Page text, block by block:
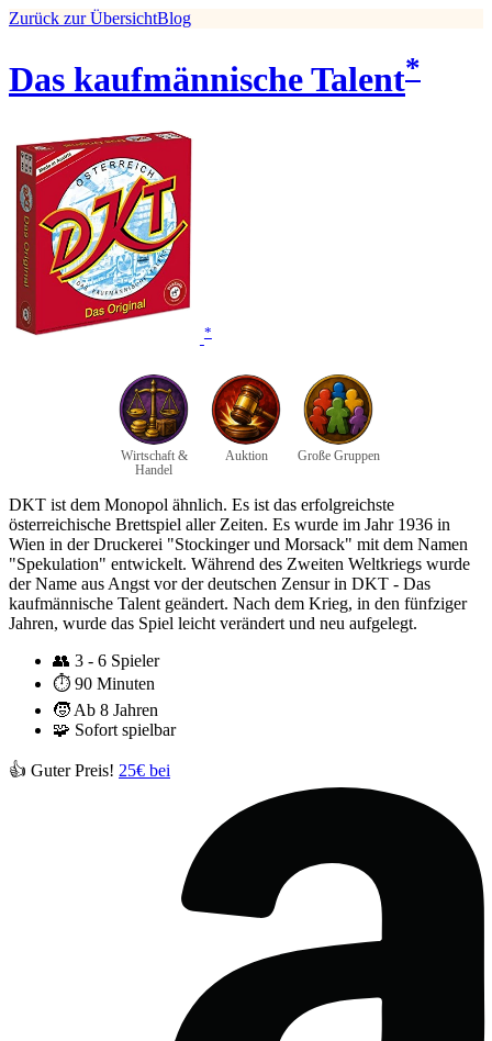
Zurück zur ÜbersichtBlog
Das kaufmännische Talent*
*
Wirtschaft &
Handel
Auktion Große Gruppen
DKT ist dem Monopol ähnlich. Es ist das erfolgreichste
österreichische Brettspiel aller Zeiten. Es wurde im Jahr 1936 in
Wien in der Druckerei "Stockinger und Morsack" mit dem Namen
"Spekulation" entwickelt. Während des Zweiten Weltkriegs wurde
der Name aus Angst vor der deutschen Zensur in DKT - Das
kaufmännische Talent geändert. Nach dem Krieg, in den fünfziger
Jahren, wurde das Spiel leicht verändert und neu aufgelegt.
👥 3 - 6 Spieler
⏱️ 90 Minuten
🧒 Ab 8 Jahren
🧩 Sofort spielbar
👍 Guter Preis! 25€ bei